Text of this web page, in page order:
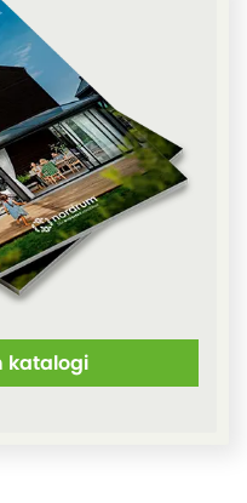
katalogi